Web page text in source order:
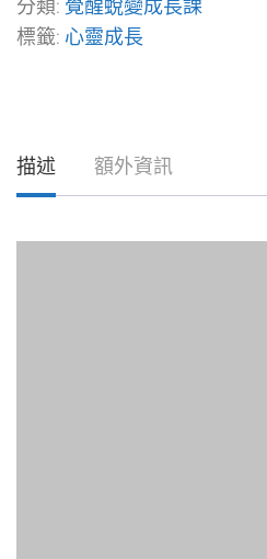
分類: 覺醒蛻變成長課
標籤: 心靈成長
描述 額外資訊